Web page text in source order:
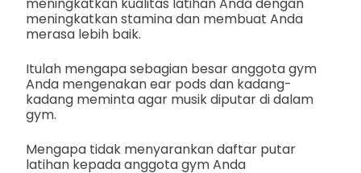
meningkatkan kualitas latihan Anda dengan
meningkatkan stamina dan membuat Anda
merasa lebih baik.
Itulah mengapa sebagian besar anggota gym
Anda mengenakan ear pods dan kadang-
kadang meminta agar musik diputar di dalam
gym.
Mengapa tidak menyarankan daftar putar
latihan kepada anggota gym Anda